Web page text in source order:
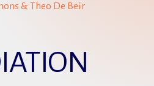
& Theo De Beir